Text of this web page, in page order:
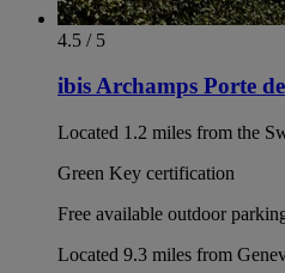
4.5 / 5
ibis Archamps Porte
Located 1.2 miles from the
Green Key certification
Free available outdoor
Located 9.3 miles from